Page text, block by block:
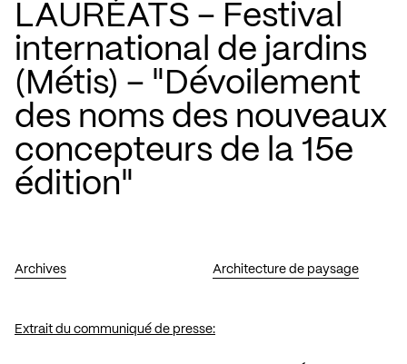
LAURÉATS – Festival
international de jardins
(Métis) – "Dévoilement
des noms des nouveaux
concepteurs de la 15e
édition"
Archives Architecture de paysage
Extrait du communiqué de presse: